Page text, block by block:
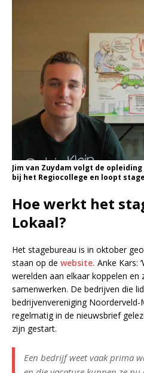
Jim van Zuydam volgt de
bij het Regiocollege en loopt
Hoe werkt het
Lokaal?
Het stagebureau is in oktober
staan op de website. Anke Kars:
werelden aan elkaar koppelen en
samenwerken. De bedrijven die
bedrijvenvereniging
regelmatig in de nieuwsbrief
zijn gestart.
Een bedrijf weet vaak prima